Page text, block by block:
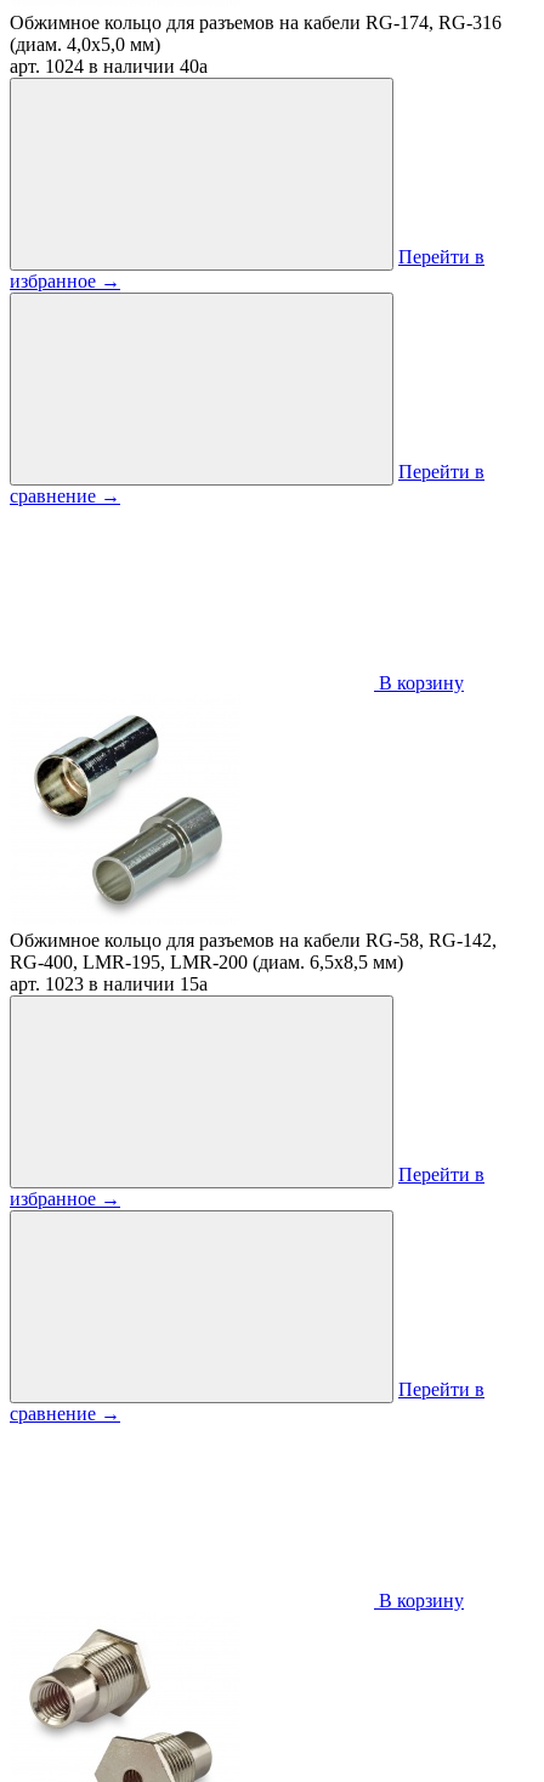
Обжимное кольцо для разъемов на кабели RG-174, RG-316
(диам. 4,0х5,0 мм)
арт. 1024 в наличии 40a
Перейти в
избранное →
Перейти в
сравнение →
В корзину
Обжимное кольцо для разъемов на кабели RG-58, RG-142,
RG-400, LMR-195, LMR-200 (диам. 6,5х8,5 мм)
арт. 1023 в наличии 15a
Перейти в
избранное →
Перейти в
сравнение →
В корзину